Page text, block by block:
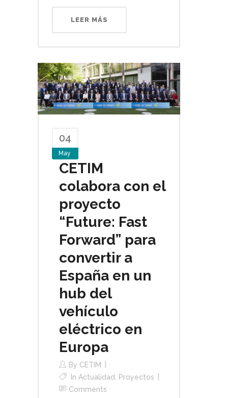
LEER MÁS
04
May
CETIM
colabora con el
proyecto
“Future: Fast
Forward” para
convertir a
España en un
hub del
vehículo
eléctrico en
Europa
By CETIM
In Actualidad, Proyectos
Comments